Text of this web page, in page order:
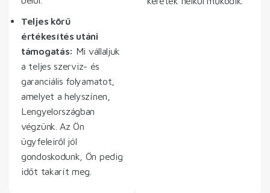
Teljes körű
értékesítés utáni
támogatás: Mi vállaljuk
a teljes szerviz- és
garanciális folyamatot,
amelyet a helyszínen,
Lengyelországban
végzünk. Az Ön
ügyfeleiről jól
gondoskodunk, Ön pedig
időt takarít meg.